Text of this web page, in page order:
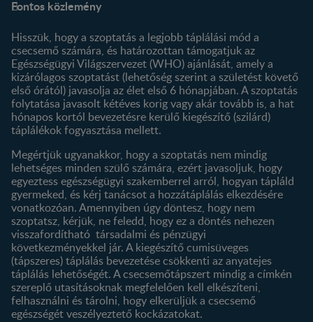
Kapcsolat
Történetünk
Profilom
Termékeink
Termék kereső
Fontos közlemény
Hisszük, hogy a szoptatás a legjobb táplálási mód a
csecsemő számára, és határozottan támogatjuk az
Egészségügyi Világszervezet (WHO) ajánlását, amely a
kizárólagos szoptatást (lehetőség szerint a születést követő
első órától) javasolja az élet első 6 hónapjában. A szoptatás
folytatása javasolt kétéves korig vagy akár tovább is, a hat
hónapos kortól bevezetésre kerülő kiegészítő (szilárd)
táplálékok fogyasztása mellett.
Megértjük ugyanakkor, hogy a szoptatás nem mindig
lehetséges minden szülő számára, ezért javasoljuk, hogy
egyeztess egészségügyi szakemberrel arról, hogyan tápláld
gyermeked, és kérj tanácsot a hozzátáplálás elkezdésére
vonatkozóan. Amennyiben úgy döntesz, hogy nem
szoptatsz, kérjük, ne feledd, hogy ez a döntés nehezen
visszafordítható társadalmi és pénzügyi
következményekkel jár. A kiegészítő cumisüveges
(tápszeres) táplálás bevezetése csökkenti az anyatejes
táplálás lehetőségét. A csecsemőtápszert mindig a címkén
szereplő utasításoknak megfelelően kell elkészíteni,
felhasználni és tárolni, hogy elkerüljük a csecsemő
egészségét veszélyeztető kockázatokat.